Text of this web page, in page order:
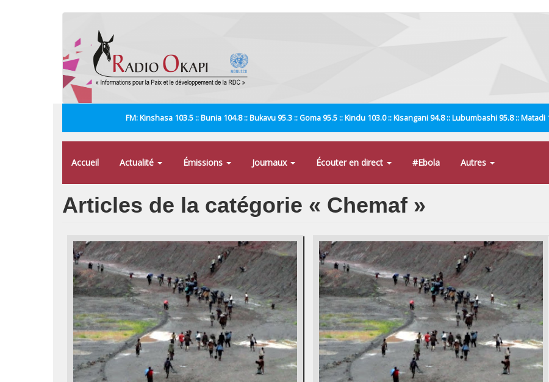
FM: Kinshasa 103.5 :: Bunia 104.8 :: Bukavu 95.3 :: Goma 95.5 :: Kindu 103.0 :: Kisangani 94.8 :: Lubumbashi 95.8 ::
Accueil Actualité Émissions Journaux Écouter en direct #Ebola Autres
Articles de la catégorie « Chemaf »